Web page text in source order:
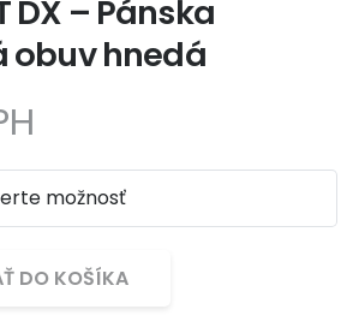
DX – Pánska
obuv hnedá
DO KOŠÍKA